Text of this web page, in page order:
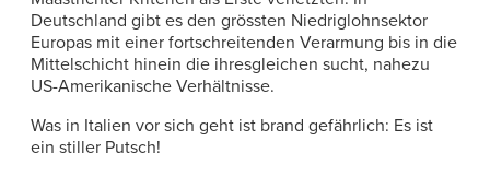
Deutschland gibt es den grössten Niedriglohnsektor
Europas mit einer fortschreitenden Verarmung bis in die
Mittelschicht hinein die ihresgleichen sucht, nahezu
US-Amerikanische Verhältnisse.
Was in Italien vor sich geht ist brand gefährlich: Es ist
ein stiller Putsch!